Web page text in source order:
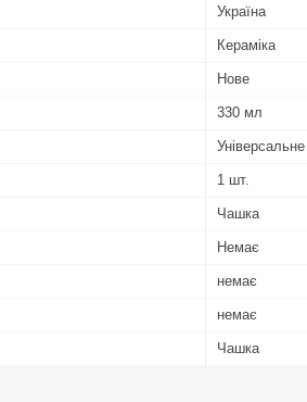
Україна
Кераміка
Нове
330 мл
Універсальне
1 шт.
Чашка
Немає
немає
немає
Чашка